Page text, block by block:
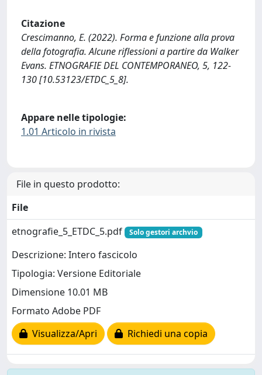
Citazione
Crescimanno, E. (2022). Forma e funzione alla prova
della fotografia. Alcune riflessioni a partire da Walker
Evans. ETNOGRAFIE DEL CONTEMPORANEO, 5, 122-
130 [10.53123/ETDC_5_8].
Appare nelle tipologie:
1.01 Articolo in rivista
File in questo prodotto:
File
etnografie_5_ETDC_5.pdf
Solo gestori archvio
Descrizione: Intero fascicolo
Tipologia: Versione Editoriale
Dimensione 10.01 MB
Formato Adobe PDF
Visualizza/Apri
Richiedi una copia